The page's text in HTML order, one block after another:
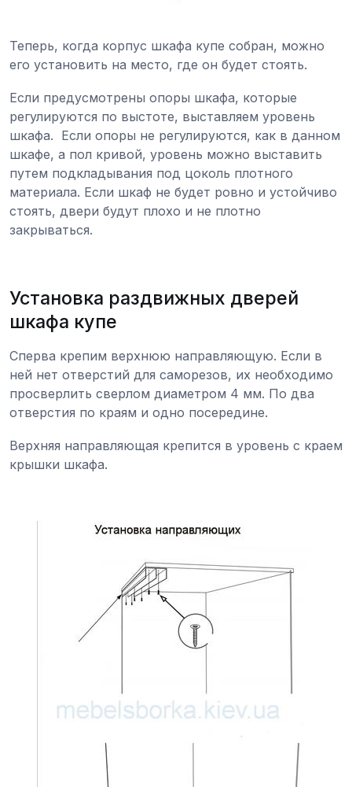
Теперь, когда корпус шкафа купе собран, можно
его установить на место, где он будет стоять.
Если предусмотрены опоры шкафа, которые
регулируются по выстоте, выставляем уровень
шкафа. Если опоры не регулируются, как в данном
шкафе, а пол кривой, уровень можно выставить
путем подкладывания под цоколь плотного
материала. Если шкаф не будет ровно и устойчиво
стоять, двери будут плохо и не плотно
закрываться.
Установка раздвижных дверей
шкафа купе
Сперва крепим верхнюю направляющую. Если в
ней нет отверстий для саморезов, их необходимо
просверлить сверлом диаметром 4 мм. По два
отверстия по краям и одно посередине.
Верхняя направляющая крепится в уровень с краем
крышки шкафа.